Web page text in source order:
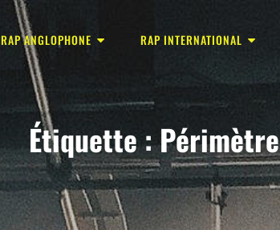
RAP ANGLOPHONE RAP INTERNATIONAL
Étiquette :Périmètre